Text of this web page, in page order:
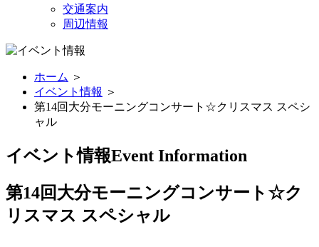
交通案内
周辺情報
ホーム ＞
イベント情報 ＞
第14回大分モーニングコンサート☆クリスマス スペシ
ャル
イベント情報Event Information
第14回大分モーニングコンサート☆ク
リスマス スペシャル